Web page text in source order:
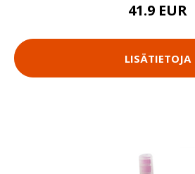
41.9 EUR
LISÄTIETOJA